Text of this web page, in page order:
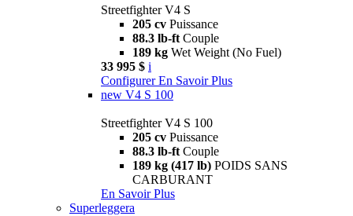
Streetfighter V4 S
205 cv Puissance
88.3 lb-ft Couple
189 kg Wet Weight (No Fuel)
33 995 $ i
Configurer En Savoir Plus
new V4 S 100
Streetfighter V4 S 100
205 cv Puissance
88.3 lb-ft Couple
189 kg (417 lb) POIDS SANS
CARBURANT
En Savoir Plus
Superleggera